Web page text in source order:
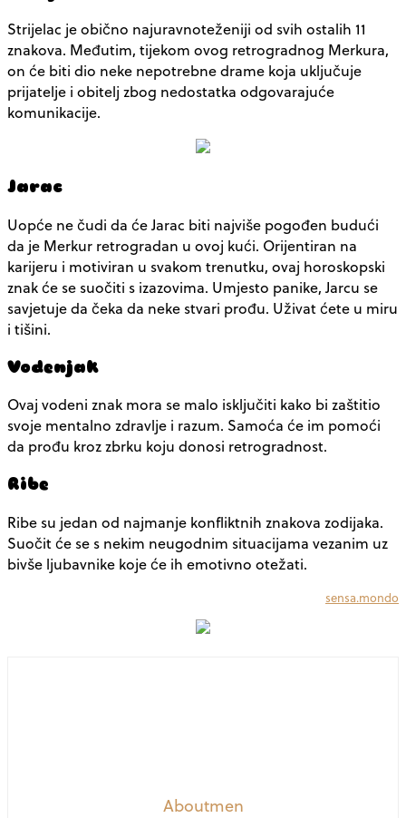
Strijelac je obično najuravnoteženiji od svih ostalih 11
znakova. Međutim, tijekom ovog retrogradnog Merkura,
on će biti dio neke nepotrebne drame koja uključuje
prijatelje i obitelj zbog nedostatka odgovarajuće
komunikacije.
Jarac
Uopće ne čudi da će Jarac biti najviše pogođen budući
da je Merkur retrogradan u ovoj kući. Orijentiran na
karijeru i motiviran u svakom trenutku, ovaj horoskopski
znak će se suočiti s izazovima. Umjesto panike, Jarcu se
savjetuje da čeka da neke stvari prođu. Uživat ćete u miru
i tišini.
Vodenjak
Ovaj vodeni znak mora se malo isključiti kako bi zaštitio
svoje mentalno zdravlje i razum. Samoća će im pomoći
da prođu kroz zbrku koju donosi retrogradnost.
Ribe
Ribe su jedan od najmanje konfliktnih znakova zodijaka.
Suočit će se s nekim neugodnim situacijama vezanim uz
bivše ljubavnike koje će ih emotivno otežati.
sensa.mondo
Aboutmen